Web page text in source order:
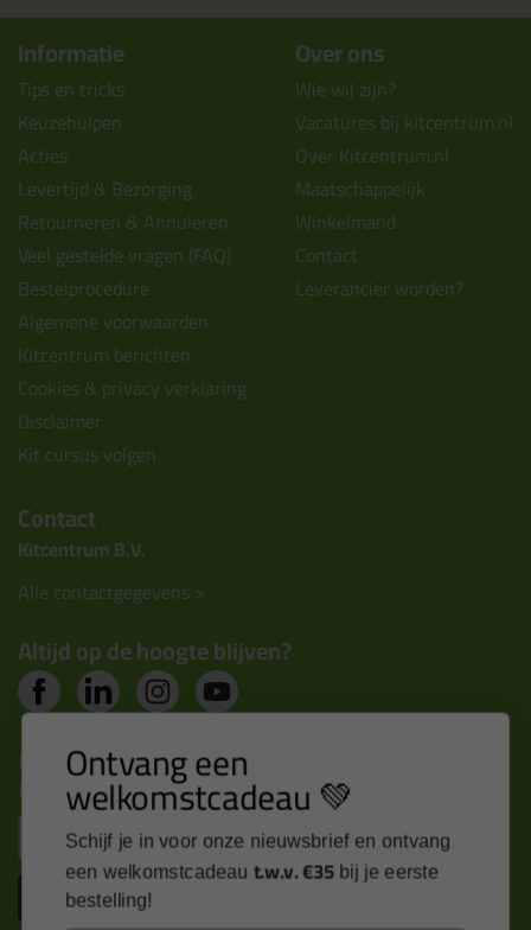
Informatie
Tips en tricks
Keuzehulpen
Acties
Levertijd & Bezorging
Retourneren & Annuleren
Veel gestelde vragen (FAQ)
Bestelprocedure
Algemene voorwaarden
Kitcentrum berichten
Cookies & privacy verklaring
Disclaimer
Kit cursus volgen
Over ons
Wie wij zijn?
Vacatures bij kitcentrum.nl
Over Kitcentrum.nl
Maatschappelijk
Winkelmand
Contact
Leverancier worden?
Contact
Kitcentrum B.V.
Alle contactgegevens >
Altijd op de hoogte blijven?
Nieuws, tips en exclusieve deals rechtstreeks in je
inbox Ontvang een
welkomstcadeau 💚
Schijf je in voor onze nieuwsbrief en ontvang
een welkomstcadeau t.w.v. €35 bij je eerste
bestelling!